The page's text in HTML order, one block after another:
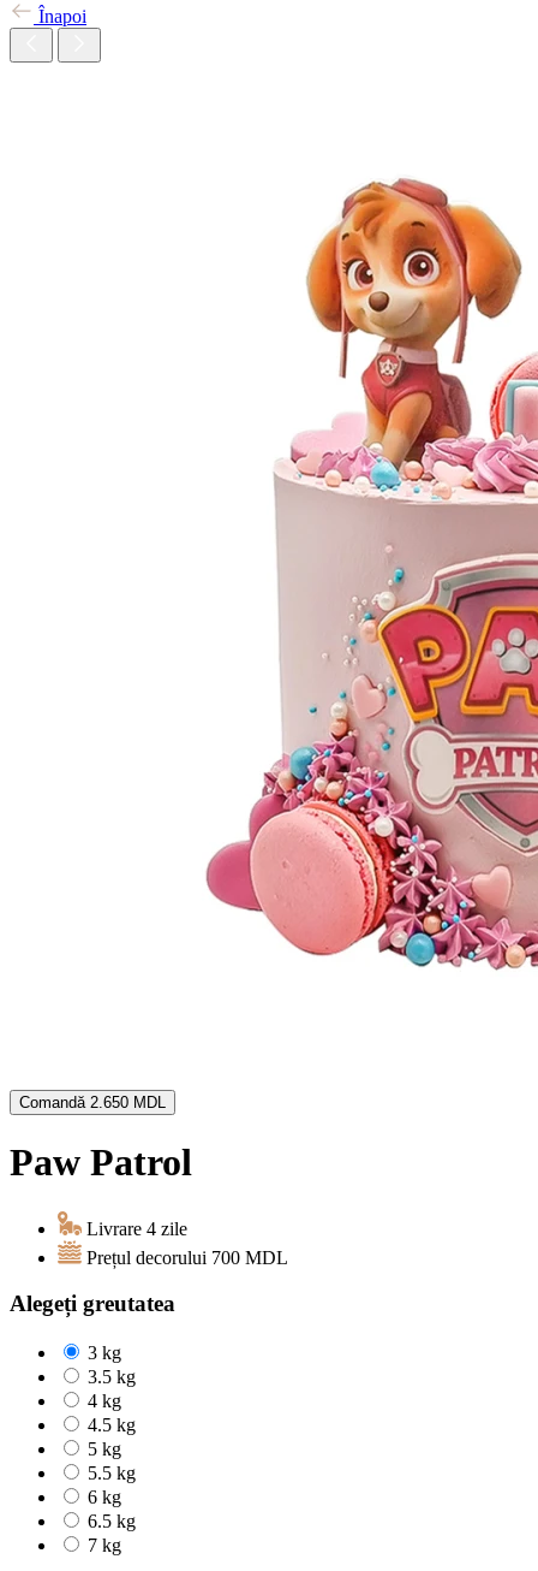
Înapoi
Comandă 2.650 MDL
Paw Patrol
Livrare 4 zile
Prețul decorului 700 MDL
Alegeți greutatea
3 kg
3.5 kg
4 kg
4.5 kg
5 kg
5.5 kg
6 kg
6.5 kg
7 kg